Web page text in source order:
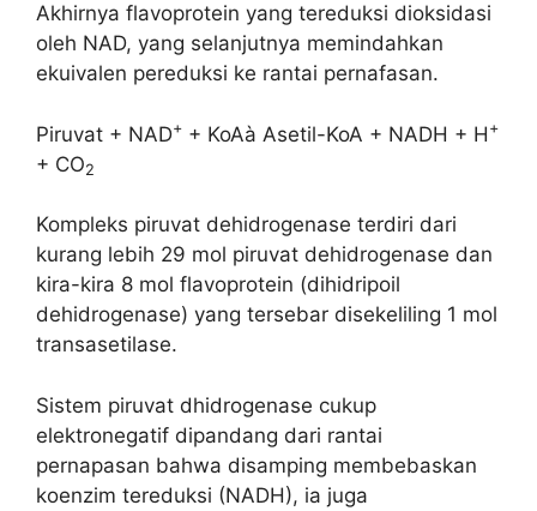
Akhirnya flavoprotein yang tereduksi dioksidasi
oleh NAD, yang selanjutnya memindahkan
ekuivalen pereduksi ke rantai pernafasan.
Piruvat + NAD+ + KoAà Asetil-KoA + NADH + H +
+ CO2
Kompleks piruvat dehidrogenase terdiri dari
kurang lebih 29 mol piruvat dehidrogenase dan
kira-kira 8 mol flavoprotein (dihidripoil
dehidrogenase) yang tersebar disekeliling 1 mol
transasetilase.
Sistem piruvat dhidrogenase cukup
elektronegatif dipandang dari rantai
pernapasan bahwa disamping membebaskan
koenzim tereduksi (NADH), ia juga